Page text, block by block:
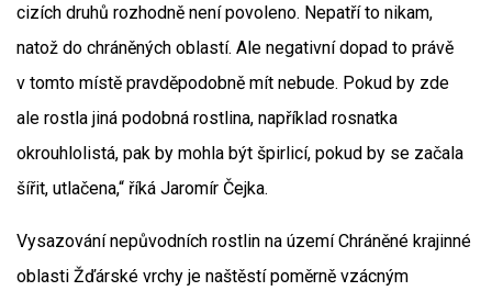
cizích druhů rozhodně není povoleno. Nepatří to nikam,
natož do chráněných oblastí. Ale negativní dopad to právě
v tomto místě pravděpodobně mít nebude. Pokud by zde
ale rostla jiná podobná rostlina, například rosnatka
okrouhlolistá, pak by mohla být špirlicí, pokud by se začala
šířit, utlačena,“ říká Jaromír Čejka.
Vysazování nepůvodních rostlin na území Chráněné krajinné
oblasti Žďárské vrchy je naštěstí poměrně vzácným